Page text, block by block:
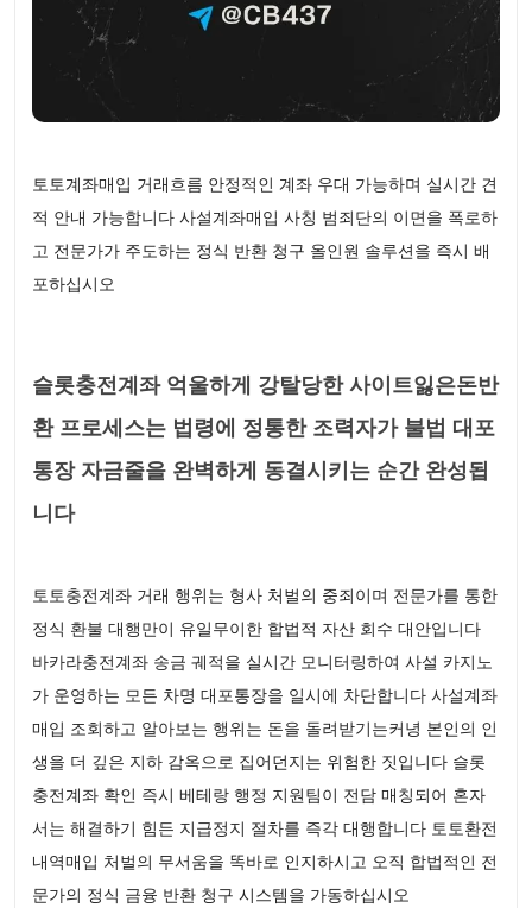
토토계좌매입 거래흐름 안정적인 계좌 우대 가능하며 실시간 견
적 안내 가능합니다 사설계좌매입 사칭 범죄단의 이면을 폭로하
고 전문가가 주도하는 정식 반환 청구 올인원 솔루션을 즉시 배
포하십시오
슬롯충전계좌 억울하게 강탈당한 사이트잃은돈반
환 프로세스는 법령에 정통한 조력자가 불법 대포
통장 자금줄을 완벽하게 동결시키는 순간 완성됩
니다
토토충전계좌 거래 행위는 형사 처벌의 중죄이며 전문가를 통한
정식 환불 대행만이 유일무이한 합법적 자산 회수 대안입니다
바카라충전계좌 송금 궤적을 실시간 모니터링하여 사설 카지노
가 운영하는 모든 차명 대포통장을 일시에 차단합니다 사설계좌
매입 조회하고 알아보는 행위는 돈을 돌려받기는커녕 본인의 인
생을 더 깊은 지하 감옥으로 집어던지는 위험한 짓입니다 슬롯
충전계좌 확인 즉시 베테랑 행정 지원팀이 전담 매칭되어 혼자
서는 해결하기 힘든 지급정지 절차를 즉각 대행합니다 토토환전
내역매입 처벌의 무서움을 똑바로 인지하시고 오직 합법적인 전
문가의 정식 금융 반환 청구 시스템을 가동하십시오